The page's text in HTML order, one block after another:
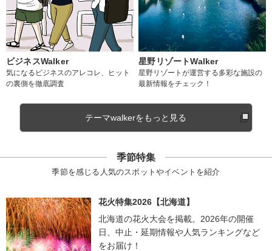
ビジネスWalker
気になるビジネスのアレコレ、ヒット
の裏側を徹底調査
星野リゾートWalker
星野リゾートが運営する多彩な施設の
最新情報をチェック！
テーマwalkerをもっと見る
季節特集
季節を感じる人気のスポットやイベントを紹介
花火特集2026【北海道】
北海道の花火大会を掲載。2026年の開催
日、中止・延期情報や人気ランキングなど
をお届け！